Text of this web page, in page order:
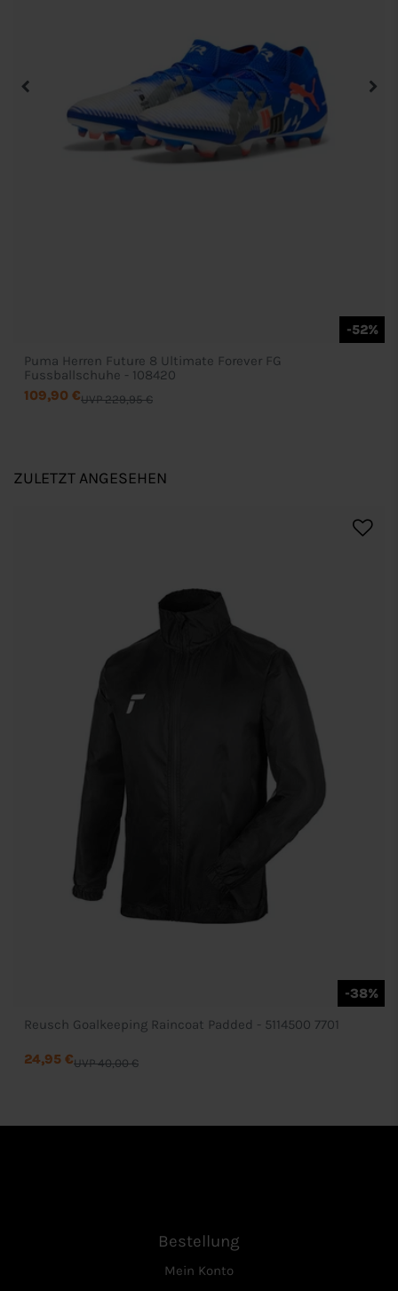
-52%
Puma Herren Future 8 Ultimate Forever FG
Fussballschuhe - 108420
UVP 229,95 €
109,90 €
ZULETZT ANGESEHEN
-38%
Reusch Goalkeeping Raincoat Padded - 5114500 7701
UVP 40,00 €
24,95 €
Bestellung
Mein Konto